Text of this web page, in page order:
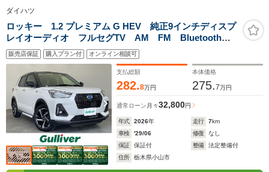
ダイハツ
ロッキー 1.2 プレミアム G HEV 純正9インチディスプ
レイオーディオ フルセグTV AM FM Bluetooth
USB HDMI Apple CarPlay Android Auto 全方
位カメラ バックカメラ スマートアシスト
販売店保証 購入プラン付 オンライン相談可
支払総額
282.8万円
本体価格
275.7万円
通常ローン 月々32,800円
年式 2026年 走行 7km
車検
'29/06 修復
なし
保証
保証付 整備
法定整備付
住所
栃木県小山市